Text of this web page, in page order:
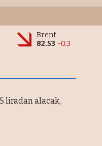
Brent
82.53 -0.3
liradan alacak,